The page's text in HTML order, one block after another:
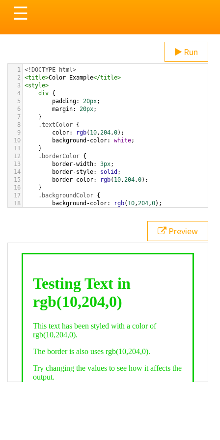
Toggle
navigation
☰
Run
1 <!DOCTYPE html>
2
<title>Color Example</title>
3 <style>
4
div {
5
padding: 20px;
6
margin: 20px;
7
}
8
.textColor {
9
color: rgb( 10,204,0);
10
background-color: white;
11
}
12
.borderColor {
13
border-width: 3px;
14
border-style: solid ;
15
border-color: rgb( 10,204,0);
16
}
17
.backgroundColor {
18
background-color: rgb( 10,204,0);
bottom ,
white, rgb(10,204,0));
div class="textColor borderColor"
< h1>Testing Text in rgb(10,204,0)
Preview